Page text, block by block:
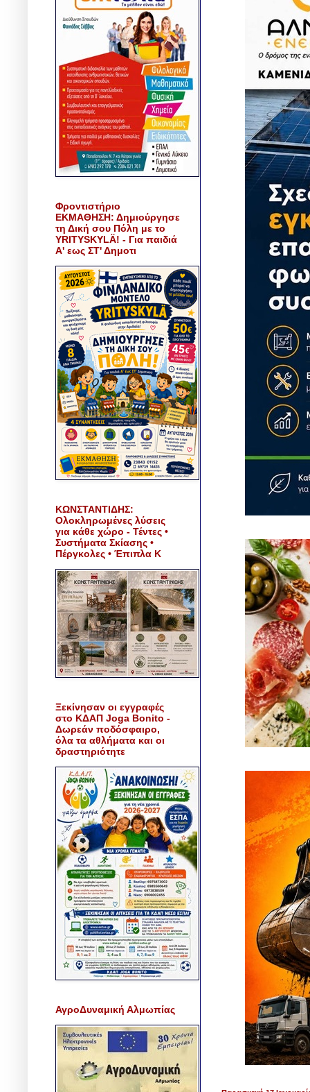
Φροντιστήριο
ΕΚΜΑΘΗΣΗ: Δημιούργησε
τη Δική σου Πόλη με το
YRITYSKYLÄ! - Για παιδιά
Α' εως ΣΤ' Δημοτι
ΚΩΝΣΤΑΝΤΙΔΗΣ:
Ολοκληρωμένες λύσεις
για κάθε χώρο - Τέντες •
Συστήματα Σκίασης •
Πέργκολες • Έπιπλα Κ
Ξεκίνησαν οι εγγραφές
στο ΚΔΑΠ Joga Bonito -
Δωρεάν ποδόσφαιρο,
όλα τα αθλήματα και οι
δραστηριότητε
ΑγροΔυναμική Αλμωπίας